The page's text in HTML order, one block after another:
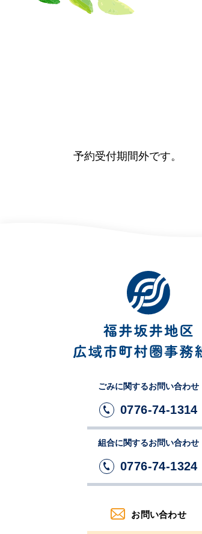
予約受付期間外です。
ごみに関するお問い合わせ
0776-74-1314
組合に関するお問い合わせ
0776-74-1324
お問い合わせ